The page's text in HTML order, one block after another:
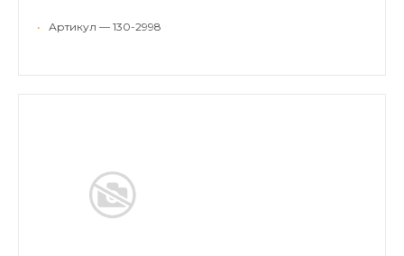
• Артикул — 130-2998